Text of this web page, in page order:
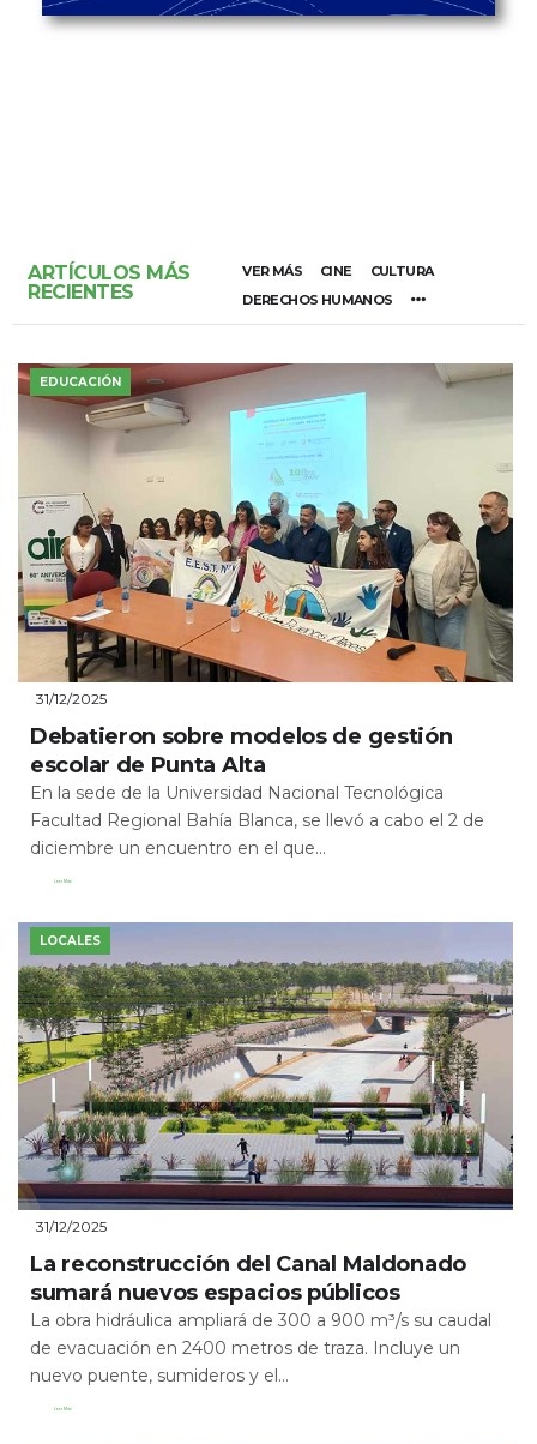
ARTÍCULOS MÁS
RECIENTES
VER MÁS CINE
CULTURA
DERECHOS HUMANOS
EDUCACIÓN
31/12/2025
Debatieron sobre modelos de gestión
escolar de Punta Alta
En la sede de la Universidad Nacional Tecnológica
Facultad Regional Bahía Blanca, se llevó a cabo el 2 de
diciembre un encuentro en el que...
Leer Más
LOCALES
31/12/2025
La reconstrucción del Canal Maldonado
sumará nuevos espacios públicos
La obra hidráulica ampliará de 300 a 900 m³/s su caudal
de evacuación en 2400 metros de traza. Incluye un
nuevo puente, sumideros y el...
Leer Más